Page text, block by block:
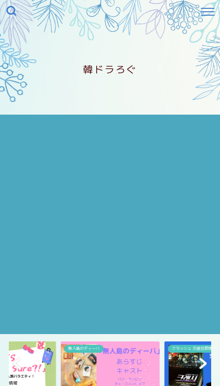
韓ドラろぐ
無人島のディーバ クラッシュ 交通犯罪捜査